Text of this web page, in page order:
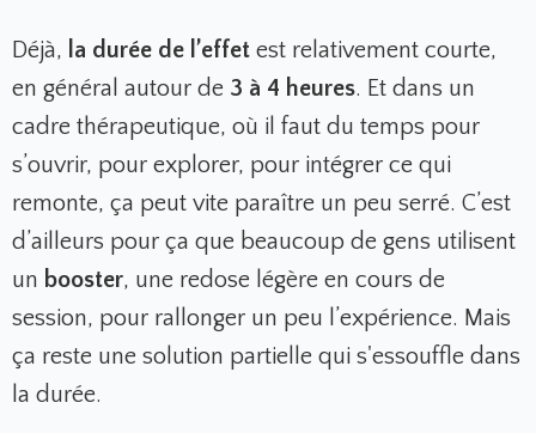
Déjà, la durée de l’effet est relativement courte,
en général autour de 3 à 4 heures. Et dans un
cadre thérapeutique, où il faut du temps pour
s’ouvrir, pour explorer, pour intégrer ce qui
remonte, ça peut vite paraître un peu serré. C’est
d’ailleurs pour ça que beaucoup de gens utilisent
un booster, une redose légère en cours de
session, pour rallonger un peu l’expérience. Mais
ça reste une solution partielle qui s'essouffle dans
la durée.